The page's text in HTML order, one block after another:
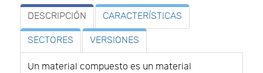
DESCRIPCIÓN CARACTERÍSTICAS
SECTORES VERSIONES
Un material compuesto es un material